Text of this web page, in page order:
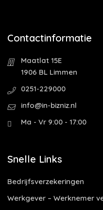
Contactinformatie
Maatlat 15E
1906 BL Limmen
0251-229000
info@in-bizniz.nl
Ma - Vr 9:00 - 17:00
Snelle Links
Bedrijfsverzekeringen
Werkgever – Werknemer